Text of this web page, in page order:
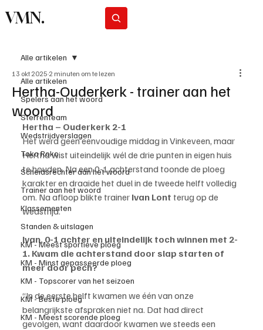
VMN.
Alle artikelen
Spelers aan het woord
Sterrenteam
Wedstrijdverslagen
Toko Roko
Scheidsrechter aan het woord
Trainer aan het woord
Klassementen
Standen & uitslagen
KM - Meest sportieve ploeg
KM - Minst gepasseerde ploeg
KM - Topscorer van het seizoen
KM - Beste ploeg
KM - Meest scorende ploeg
Alle artikelen
Hertha-Ouderkerk - trainer aan het
woord
13 okt 2025 2 minuten om te lezen
Hertha – Ouderkerk 2-1
Het werd geen eenvoudige middag in Vinkeveen, maar
Hertha wist uiteindelijk wél de drie punten in eigen huis
te houden. Na een 0-1 achterstand toonde de ploeg
karakter en draaide het duel in de tweede helft volledig
om. Na afloop blikte trainer Ivan Lont terug op de
wedstrijd.
Ivan, 0-1 achter en uiteindelijk toch winnen met 2-
1. Kwam die achterstand door slap starten of
meer door pech?
“In de eerste helft kwamen we één van onze
belangrijkste afspraken niet na. Dat had direct
gevolgen, want daardoor kwamen we steeds een